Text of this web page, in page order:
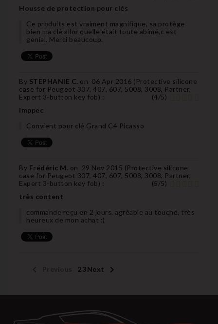
Housse de protection pour clés
Ce produits est vraiment magnifique, sa protège
bien ma clé allor quelle était toute abimé,c est
genial. Merci beaucoup.
By STEPHANIE C. on 06 Apr 2016 ( Protective silicone
case for Peugeot 307, 407, 607, 5008, 3008, Partner,
Expert 3-button key fob) : (4/5)
imppec
Convient pour clé Grand C4 Picasso
By Frédéric M. on 29 Nov 2015 (Protective silicone
case for Peugeot 307, 407, 607, 5008, 3008, Partner,
Expert 3-button key fob) : (5/5)
très content
commande reçu en 2 jours, agréable au touché, très
heureux de mon achat :)
23Next 